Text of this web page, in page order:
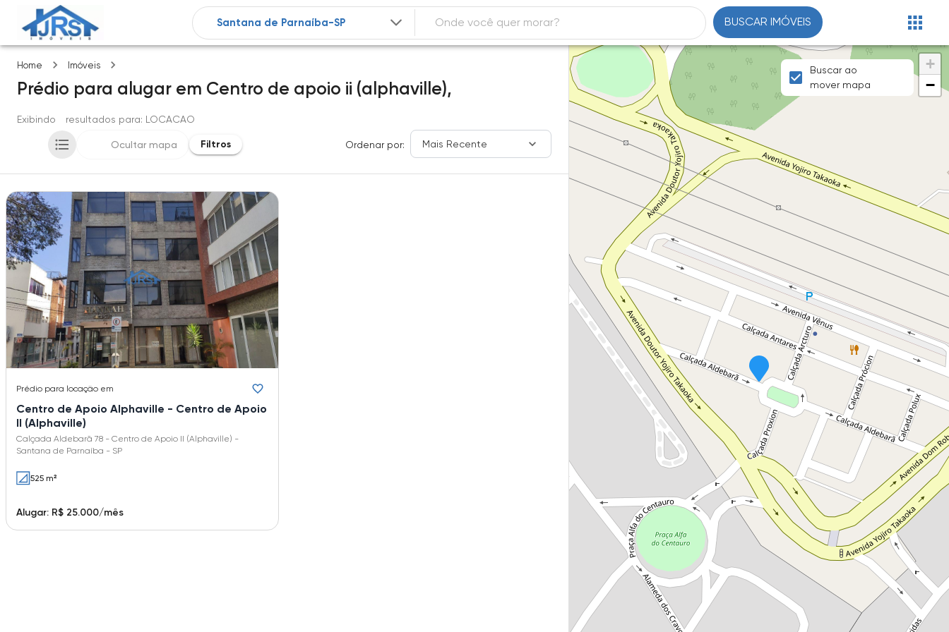
BUSCAR IMÓVEIS
Home Imóveis
Prédio para alugar em Centro de apoio ii (alphaville),
Exibindo resultados para: LOCACAO
Ocultar mapa Filtros Ordenar por: Mais Recente
Prédio para locação em
Centro de Apoio Alphaville - Centro de Apoio
II (Alphaville)
Calçada Aldebarã 78 - Centro de Apoio II (Alphaville) -
Santana de Parnaíba - SP
525 m²
Alugar: R$ 25.000/mês
+
−
Buscar ao
mover mapa